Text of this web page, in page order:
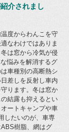
介されまし
度からわんこを守
なわけではありま
は窓から冷気が侵
悩みを解消するグ
車種別の高断熱シ
差しを反射し車内
ります。冬は窓か
結露も抑えるとい
ートキャンプや車
したいのが、車専
樹脂、網はグ